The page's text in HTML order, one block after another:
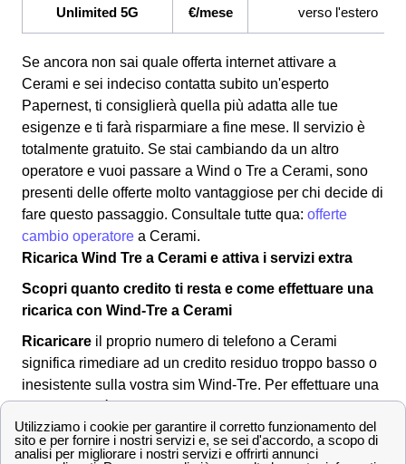
Unlimited 5G
€/mese
verso l'estero
Se ancora non sai quale offerta internet attivare a
Cerami e sei indeciso contatta subito un'esperto
Papernest, ti consiglierà quella più adatta alle tue
esigenze e ti farà risparmiare a fine mese. Il servizio è
totalmente gratuito. Se stai cambiando da un altro
operatore e vuoi passare a Wind o Tre a Cerami, sono
presenti delle offerte molto vantaggiose per chi decide di
fare questo passaggio. Consultale tutte qua: offerte
cambio operatore a Cerami.
Ricarica Wind Tre a Cerami e attiva i servizi extra
Scopri quanto credito ti resta e come effettuare una
ricarica con Wind-Tre a Cerami
Ricaricare il proprio numero di telefono a Cerami
significa rimediare ad un credito residuo troppo basso o
inesistente sulla vostra sim Wind-Tre. Per effettuare una
ricarica si può:
Recarsi inbancao altabacchinodi Cerami